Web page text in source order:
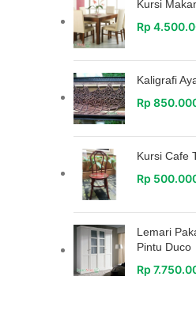
Kursi
Rp
Kaligrafi
Rp
Kursi Cafe
Rp
Lemari
Pintu Duco
Rp